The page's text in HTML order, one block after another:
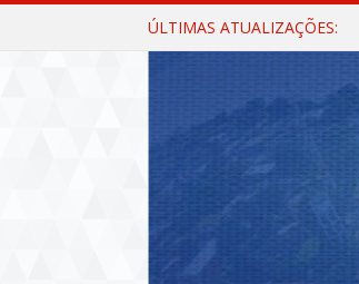
ÚLTIMAS ATUALIZAÇÕES: